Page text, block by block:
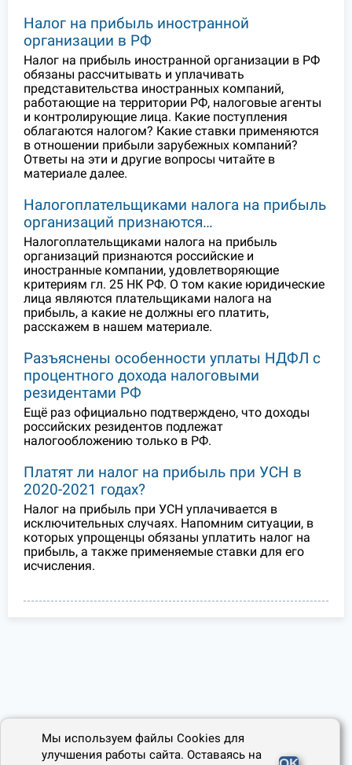
Налог на прибыль иностранной
организации в РФ
Налог на прибыль иностранной организации в РФ
обязаны рассчитывать и уплачивать
представительства иностранных компаний,
работающие на территории РФ, налоговые агенты
и контролирующие лица. Какие поступления
облагаются налогом? Какие ставки применяются
в отношении прибыли зарубежных компаний?
Ответы на эти и другие вопросы читайте в
материале далее.
Налогоплательщиками налога на прибыль
организаций признаются…
Налогоплательщиками налога на прибыль
организаций признаются российские и
иностранные компании, удовлетворяющие
критериям гл. 25 НК РФ. О том какие юридические
лица являются плательщиками налога на
прибыль, а какие не должны его платить,
расскажем в нашем материале.
Разъяснены особенности уплаты НДФЛ с
процентного дохода налоговыми
резидентами РФ
Ещё раз официально подтверждено, что доходы
российских резидентов подлежат
налогообложению только в РФ.
Платят ли налог на прибыль при УСН в
2020-2021 годах?
Налог на прибыль при УСН уплачивается в
исключительных случаях. Напомним ситуации, в
которых упрощенцы обязаны уплатить налог на
прибыль, а также применяемые ставки для его
исчисления.
Мы используем файлы Cookies для
улучшения работы сайта. Оставаясь на